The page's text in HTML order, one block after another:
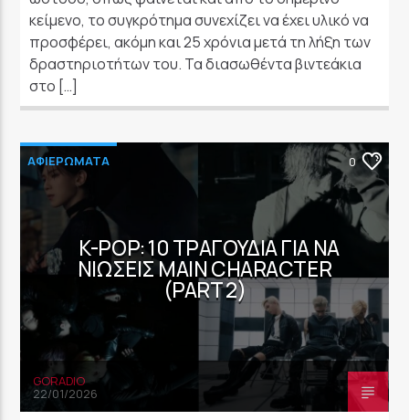
κείμενο, το συγκρότημα συνεχίζει να έχει υλικό να
προσφέρει, ακόμη και 25 χρόνια μετά τη λήξη των
δραστηριοτήτων του. Τα διασωθέντα βιντεάκια
στο […]
ΑΦΙΕΡΩΜΑΤΑ 0
K-POP: 10 ΤΡΑΓΟΎΔΙΑ ΓΙΑ ΝΑ
ΝΙΏΣΕΙΣ MAIN CHARACTER
(PART 2)
GORADIO
22/01/2026